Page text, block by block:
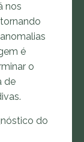
nos
é
o
de
do